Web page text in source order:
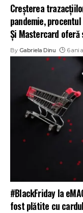
Creșterea
pandemie,
Și Mastercard oferă
By Gabriela Dinu 6 ani
#BlackFriday la
fost plătite cu cardul